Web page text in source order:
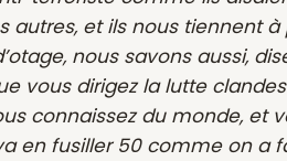
autres, et ils nous tiennent
nous savons aussi,
vous dirigez la lutte
connaissez du monde, et
en fusiller 50 comme on a